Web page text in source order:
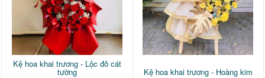
Kệ hoa khai trương - Lộc đỏ cát
tường Kệ hoa khai trương - Hoàng kim